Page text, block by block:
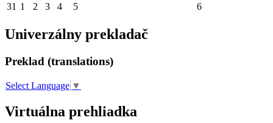
31 1 2 3 4 5 6
Univerzálny prekladač
Preklad (translations)
Select Language ▼
Virtuálna prehliadka